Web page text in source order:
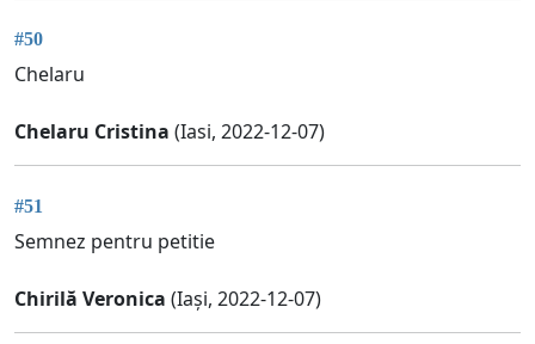
#50
Chelaru
Chelaru Cristina (Iasi, 2022-12-07)
#51
Semnez pentru petitie
Chirilă Veronica (Iași, 2022-12-07)